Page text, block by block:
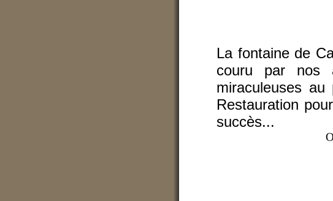
La fontaine de
couru par nos
miraculeuses
Restauration
succès...